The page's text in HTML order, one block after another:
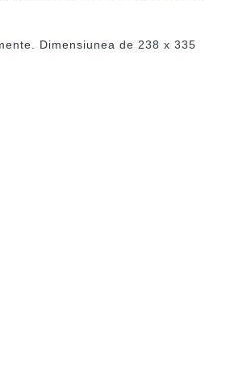
Dimensiunea de 238 x 335